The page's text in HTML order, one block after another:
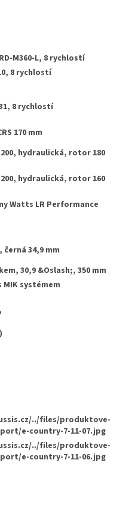
M360-L, 8 rychlostí
8 rychlostí
8 rychlostí
170 mm
hydraulická, rotor 180
hydraulická, rotor 160
Watts LR Performance
černá 34,9 mm
30,9 &Oslash;, 350 mm
systémem
../files/produktove-
e-country-7-11-07.jpg
../files/produktove-
e-country-7-11-06.jpg